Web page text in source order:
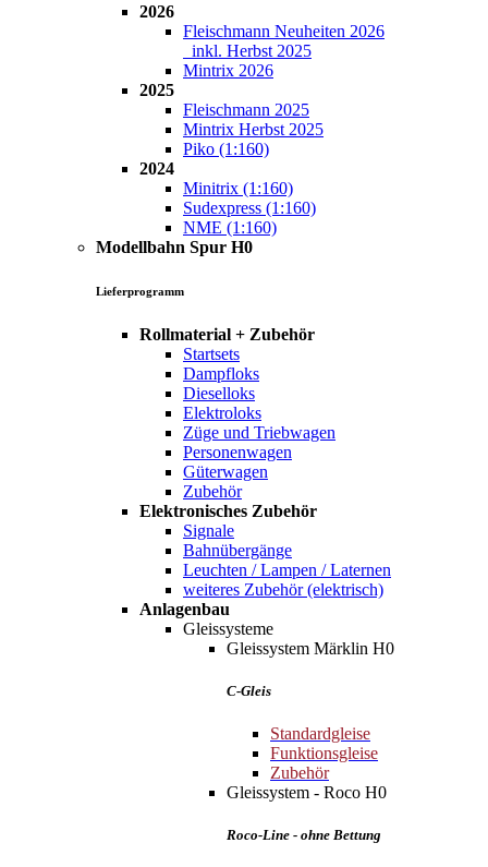
2026
Fleischmann Neuheiten 2026
inkl. Herbst 2025
Mintrix 2026
2025
Fleischmann 2025
Mintrix Herbst 2025
Piko (1:160)
2024
Minitrix (1:160)
Sudexpress (1:160)
NME (1:160)
Modellbahn Spur H0
Lieferprogramm
Rollmaterial + Zubehör
Startsets
Dampfloks
Dieselloks
Elektroloks
Züge und Triebwagen
Personenwagen
Güterwagen
Zubehör
Elektronisches Zubehör
Signale
Bahnübergänge
Leuchten / Lampen / Laternen
weiteres Zubehör (elektrisch)
Anlagenbau
Gleissysteme
Gleissystem Märklin H0
C-Gleis
Standardgleise
Funktionsgleise
Zubehör
Gleissystem - Roco H0
Roco-Line - ohne Bettung